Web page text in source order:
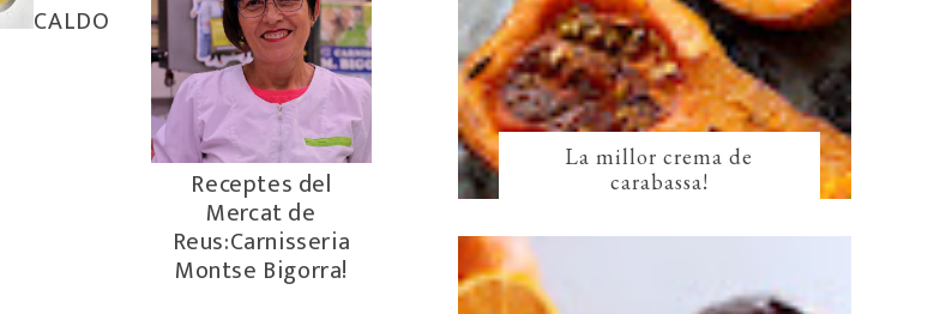
CALDO
Receptes del
Mercat de
Reus:Carnisseria
Montse Bigorra!
La millor crema de
carabassa!